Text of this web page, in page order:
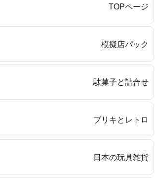
バシーポリシーを確認しました。
TOPページ
模擬店パック
駄菓子と詰合せ
ブリキとレトロ
日本の玩具雑貨